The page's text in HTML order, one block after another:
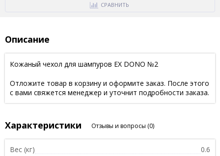
СРАВНИТЬ
Описание
Кожаный чехол для шампуров EX DONO №2
Отложите товар в корзину и оформите заказ. После этого
с вами свяжется менеджер и уточнит подробности заказа.
Характеристики Отзывы и вопросы (0)
Вес (кг)
0.6